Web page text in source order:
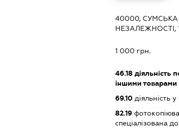
40000,
НЕЗАЛЕЖНОСТІ,
1 000 грн.
46.18діяльність
іншими товарами
69.10діяльність
82.19
спеціалізована